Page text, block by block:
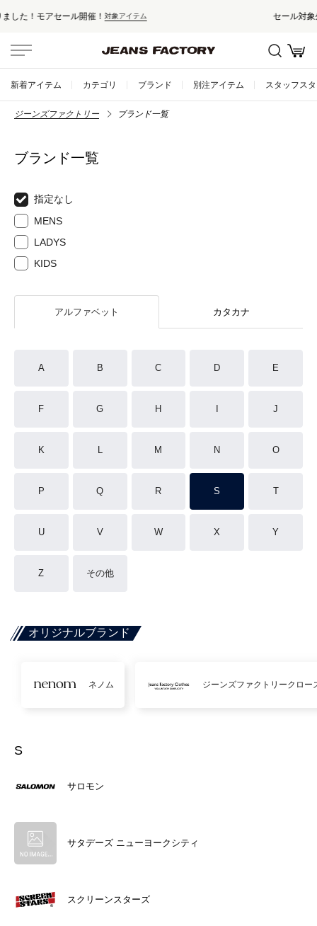
セール対象外アイテムは10%ポイント還元！
新着アイテム カテゴリ ブランド 別注アイテム スタッフス
ジーンズファクトリー ブランド一覧
ブランド一覧
指定なし
MENS
LADYS
KIDS
アルファベット カタカナ
A B C D E
F G H J
K L M N O
P Q R S T
U V W X Y
Z その他
オリジナルブランド
ネノム ジーンズファクトリークロー
S
サロモン
サタデーズ ニューヨークシティ
スクリーンスターズ